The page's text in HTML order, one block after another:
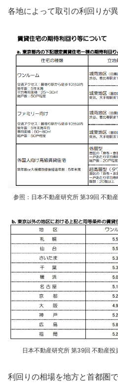
各地によって取引の利回りが
参照：日本不動産研究所 第39回 不動
日本不動産研究所 第39回 不動産
利回りの相場を地方と首都圏